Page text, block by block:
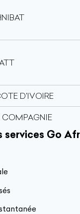
D'IVOIRE
COMPAGNIE
services Go